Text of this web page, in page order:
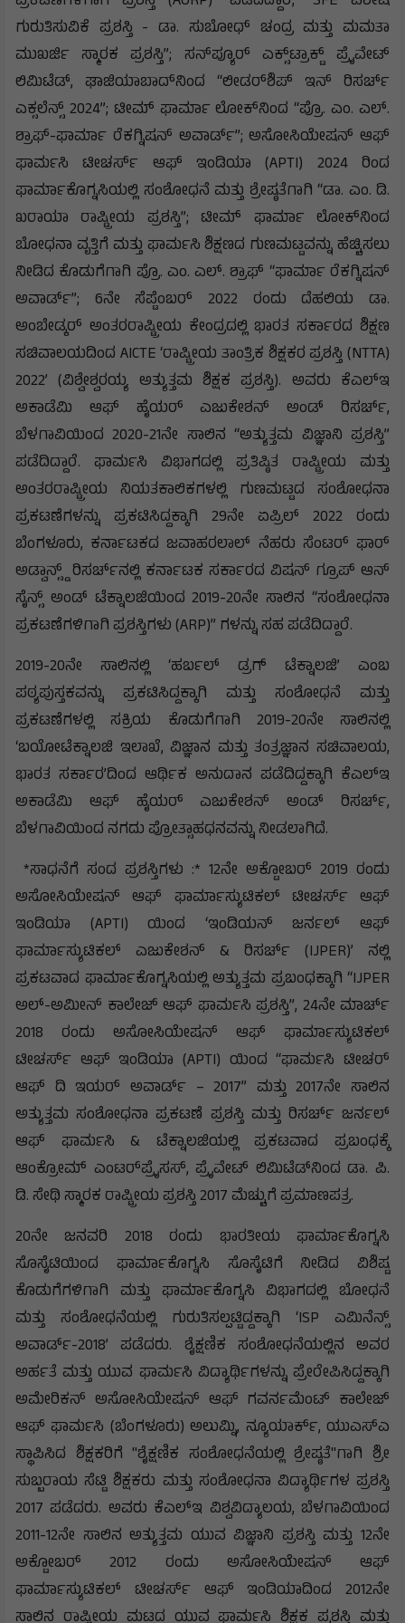
ಗುರುತಿಸುವಿಕೆ ಪ್ರಶಸ್ತಿ - ಡಾ. ಸುಬೋಧ್ ಚಂದ್ರ ಮತ್ತು ಮಮತಾ
ಮುಖರ್ಜಿ ಸ್ಮಾರಕ ಪ್ರಶಸ್ತಿ”; ಸನ್‌ಪ್ಯೂರ್ ಎಕ್ಸ್‌ಟ್ರಾಕ್ಟ್ ಪ್ರೈವೇಟ್
ಲಿಮಿಟೆಡ್, ಘಾಜಿಯಾಬಾದ್‌ನಿಂದ “ಲೀಡರ್‌ಶಿಪ್ ಇನ್ ರಿಸರ್ಚ್
ಎಕ್ಸಲೆನ್ಸ್ 2024”; ಟೀಮ್ ಫಾರ್ಮಾ ಲೋಕ್‌ನಿಂದ “ಪ್ರೊ. ಎಂ. ಎಲ್.
ಶ್ರಾಫ್-ಫಾರ್ಮಾ ರೆಕಗ್ನಿಷನ್ ಅವಾರ್ಡ್”; ಅಸೋಸಿಯೇಷನ್ ಆಫ್
ಫಾರ್ಮಸಿ ಟೀಚರ್ಸ್ ಆಫ್ ಇಂಡಿಯಾ (APTI) 2024 ರಿಂದ
ಫಾರ್ಮಾಕೊಗ್ನಸಿಯಲ್ಲಿ ಸಂಶೋಧನೆ ಮತ್ತು ಶ್ರೇಷ್ಠತೆಗಾಗಿ “ಡಾ. ಎಂ. ಡಿ.
ಖರಾಯಾ ರಾಷ್ಟ್ರೀಯ ಪ್ರಶಸ್ತಿ”; ಟೀಮ್ ಫಾರ್ಮಾ ಲೋಕ್‌ನಿಂದ
ಬೋಧನಾ ವೃತ್ತಿಗೆ ಮತ್ತು ಫಾರ್ಮಸಿ ಶಿಕ್ಷಣದ ಗುಣಮಟ್ಟವನ್ನು ಹೆಚ್ಚಿಸಲು
ನೀಡಿದ ಕೊಡುಗೆಗಾಗಿ ಪ್ರೊ. ಎಂ. ಎಲ್. ಶ್ರಾಫ್ “ಫಾರ್ಮಾ ರೆಕಗ್ನಿಷನ್
ಅವಾರ್ಡ್”; 6ನೇ ಸೆಪ್ಟೆಂಬರ್ 2022 ರಂದು ದೆಹಲಿಯ ಡಾ.
ಅಂಬೇಡ್ಕರ್ ಅಂತರರಾಷ್ಟ್ರೀಯ ಕೇಂದ್ರದಲ್ಲಿ ಭಾರತ ಸರ್ಕಾರದ ಶಿಕ್ಷಣ
ಸಚಿವಾಲಯದಿಂದ AICTE ‘ರಾಷ್ಟ್ರೀಯ ತಾಂತ್ರಿಕ ಶಿಕ್ಷಕರ ಪ್ರಶಸ್ತಿ (NTTA)
2022’ (ವಿಶ್ವೇಶ್ವರಯ್ಯ ಅತ್ಯುತ್ತಮ ಶಿಕ್ಷಕ ಪ್ರಶಸ್ತಿ). ಅವರು ಕೆಎಲ್‌ಇ
ಅಕಾಡೆಮಿ ಆಫ್ ಹೈಯರ್ ಎಜುಕೇಶನ್ ಅಂಡ್ ರಿಸರ್ಚ್,
ಬೆಳಗಾವಿಯಿಂದ 2020-21ನೇ ಸಾಲಿನ “ಅತ್ಯುತ್ತಮ ವಿಜ್ಞಾನಿ ಪ್ರಶಸ್ತಿ”
ಪಡೆದಿದ್ದಾರೆ. ಫಾರ್ಮಸಿ ವಿಭಾಗದಲ್ಲಿ ಪ್ರತಿಷ್ಠಿತ ರಾಷ್ಟ್ರೀಯ ಮತ್ತು
ಅಂತರರಾಷ್ಟ್ರೀಯ ನಿಯತಕಾಲಿಕಗಳಲ್ಲಿ ಗುಣಮಟ್ಟದ ಸಂಶೋಧನಾ
ಪ್ರಕಟಣೆಗಳನ್ನು ಪ್ರಕಟಿಸಿದ್ದಕ್ಕಾಗಿ 29ನೇ ಏಪ್ರಿಲ್ 2022 ರಂದು
ಬೆಂಗಳೂರು, ಕರ್ನಾಟಕದ ಜವಾಹರಲಾಲ್ ನೆಹರು ಸೆಂಟರ್ ಫಾರ್
ಅಡ್ವಾನ್ಸ್ಡ್ ರಿಸರ್ಚ್‌ನಲ್ಲಿ ಕರ್ನಾಟಕ ಸರ್ಕಾರದ ವಿಷನ್ ಗ್ರೂಪ್ ಆನ್
ಸೈನ್ಸ್ ಅಂಡ್ ಟೆಕ್ನಾಲಜಿಯಿಂದ 2019-20ನೇ ಸಾಲಿನ “ಸಂಶೋಧನಾ
ಪ್ರಕಟಣೆಗಳಿಗಾಗಿ ಪ್ರಶಸ್ತಿಗಳು (ARP)” ಗಳನ್ನು ಸಹ ಪಡೆದಿದ್ದಾರೆ.
2019-20ನೇ ಸಾಲಿನಲ್ಲಿ ‘ಹರ್ಬಲ್ ಡ್ರಗ್ ಟೆಕ್ನಾಲಜಿ’ ಎಂಬ
ಪಠ್ಯಪುಸ್ತಕವನ್ನು ಪ್ರಕಟಿಸಿದ್ದಕ್ಕಾಗಿ ಮತ್ತು ಸಂಶೋಧನೆ ಮತ್ತು
ಪ್ರಕಟಣೆಗಳಲ್ಲಿ ಸಕ್ರಿಯ ಕೊಡುಗೆಗಾಗಿ 2019-20ನೇ ಸಾಲಿನಲ್ಲಿ
‘ಬಯೋಟೆಕ್ನಾಲಜಿ ಇಲಾಖೆ, ವಿಜ್ಞಾನ ಮತ್ತು ತಂತ್ರಜ್ಞಾನ ಸಚಿವಾಲಯ,
ಭಾರತ ಸರ್ಕಾರ’ದಿಂದ ಆರ್ಥಿಕ ಅನುದಾನ ಪಡೆದಿದ್ದಕ್ಕಾಗಿ ಕೆಎಲ್‌ಇ
ಅಕಾಡೆಮಿ ಆಫ್ ಹೈಯರ್ ಎಜುಕೇಶನ್ ಅಂಡ್ ರಿಸರ್ಚ್,
ಬೆಳಗಾವಿಯಿಂದ ನಗದು ಪ್ರೋತ್ಸಾಹಧನವನ್ನು ನೀಡಲಾಗಿದೆ.
*ಸಾಧನೆಗೆ ಸಂದ ಪ್ರಶಸ್ತಿಗಳು :* 12ನೇ ಅಕ್ಟೋಬರ್ 2019 ರಂದು
ಅಸೋಸಿಯೇಷನ್ ಆಫ್ ಫಾರ್ಮಾಸ್ಯುಟಿಕಲ್ ಟೀಚರ್ಸ್ ಆಫ್
ಇಂಡಿಯಾ (APTI) ಯಿಂದ ‘ಇಂಡಿಯನ್ ಜರ್ನಲ್ ಆಫ್
ಫಾರ್ಮಾಸ್ಯುಟಿಕಲ್ ಎಜುಕೇಶನ್ & ರಿಸರ್ಚ್ (IJPER)’ ನಲ್ಲಿ
ಪ್ರಕಟವಾದ ಫಾರ್ಮಾಕೊಗ್ನಸಿಯಲ್ಲಿ ಅತ್ಯುತ್ತಮ ಪ್ರಬಂಧಕ್ಕಾಗಿ “IJPER
ಅಲ್-ಅಮೀನ್ ಕಾಲೇಜ್ ಆಫ್ ಫಾರ್ಮಸಿ ಪ್ರಶಸ್ತಿ”, 24ನೇ ಮಾರ್ಚ್
2018 ರಂದು ಅಸೋಸಿಯೇಷನ್ ಆಫ್ ಫಾರ್ಮಾಸ್ಯುಟಿಕಲ್
ಟೀಚರ್ಸ್ ಆಫ್ ಇಂಡಿಯಾ (APTI) ಯಿಂದ “ಫಾರ್ಮಸಿ ಟೀಚರ್
ಆಫ್ ದಿ ಇಯರ್ ಅವಾರ್ಡ್ – 2017” ಮತ್ತು 2017ನೇ ಸಾಲಿನ
ಅತ್ಯುತ್ತಮ ಸಂಶೋಧನಾ ಪ್ರಕಟಣೆ ಪ್ರಶಸ್ತಿ ಮತ್ತು ರಿಸರ್ಚ್ ಜರ್ನಲ್
ಆಫ್ ಫಾರ್ಮಸಿ & ಟೆಕ್ನಾಲಜಿಯಲ್ಲಿ ಪ್ರಕಟವಾದ ಪ್ರಬಂಧಕ್ಕೆ
ಆಂಕ್ರೋಮ್ ಎಂಟರ್‌ಪ್ರೈಸಸ್, ಪ್ರೈವೇಟ್ ಲಿಮಿಟೆಡ್‌ನಿಂದ ಡಾ. ಪಿ.
ಡಿ. ಸೇಥಿ ಸ್ಮಾರಕ ರಾಷ್ಟ್ರೀಯ ಪ್ರಶಸ್ತಿ 2017 ಮೆಚ್ಚುಗೆ ಪ್ರಮಾಣಪತ್ರ.
20ನೇ ಜನವರಿ 2018 ರಂದು ಭಾರತೀಯ ಫಾರ್ಮಾಕೊಗ್ನಸಿ
ಸೊಸೈಟಿಯಿಂದ ಫಾರ್ಮಾಕೊಗ್ನಸಿ ಸೊಸೈಟಿಗೆ ನೀಡಿದ ವಿಶಿಷ್ಟ
ಕೊಡುಗೆಗಳಿಗಾಗಿ ಮತ್ತು ಫಾರ್ಮಾಕೊಗ್ನಸಿ ವಿಭಾಗದಲ್ಲಿ ಬೋಧನೆ
ಮತ್ತು ಸಂಶೋಧನೆಯಲ್ಲಿ ಗುರುತಿಸಲ್ಪಟ್ಟಿದ್ದಕ್ಕಾಗಿ ‘ISP ಎಮಿನೆನ್ಸ್
ಅವಾರ್ಡ್-2018’ ಪಡೆದರು. ಶೈಕ್ಷಣಿಕ ಸಂಶೋಧನೆಯಲ್ಲಿನ ಅವರ
ಅರ್ಹತೆ ಮತ್ತು ಯುವ ಫಾರ್ಮಸಿ ವಿದ್ಯಾರ್ಥಿಗಳನ್ನು ಪ್ರೇರೇಪಿಸಿದ್ದಕ್ಕಾಗಿ
ಅಮೇರಿಕನ್ ಅಸೋಸಿಯೇಷನ್ ಆಫ್ ಗವರ್ನಮೆಂಟ್ ಕಾಲೇಜ್
ಆಫ್ ಫಾರ್ಮಸಿ (ಬೆಂಗಳೂರು) ಅಲುಮ್ನಿ, ನ್ಯೂಯಾರ್ಕ್, ಯುಎಸ್ಎ
ಸ್ಥಾಪಿಸಿದ ಶಿಕ್ಷಕರಿಗೆ "ಶೈಕ್ಷಣಿಕ ಸಂಶೋಧನೆಯಲ್ಲಿ ಶ್ರೇಷ್ಠತೆ"ಗಾಗಿ ಶ್ರೀ
ಸುಬ್ಬರಾಯ ಸೆಟ್ಟಿ ಶಿಕ್ಷಕರು ಮತ್ತು ಸಂಶೋಧನಾ ವಿದ್ಯಾರ್ಥಿಗಳ ಪ್ರಶಸ್ತಿ
2017 ಪಡೆದರು. ಅವರು ಕೆಎಲ್‌ಇ ವಿಶ್ವವಿದ್ಯಾಲಯ, ಬೆಳಗಾವಿಯಿಂದ
2011-12ನೇ ಸಾಲಿನ ಅತ್ಯುತ್ತಮ ಯುವ ವಿಜ್ಞಾನಿ ಪ್ರಶಸ್ತಿ ಮತ್ತು 12ನೇ
ಅಕ್ಟೋಬರ್ 2012 ರಂದು ಅಸೋಸಿಯೇಷನ್ ಆಫ್
ಫಾರ್ಮಾಸ್ಯುಟಿಕಲ್ ಟೀಚರ್ಸ್ ಆಫ್ ಇಂಡಿಯಾದಿಂದ 2012ನೇ